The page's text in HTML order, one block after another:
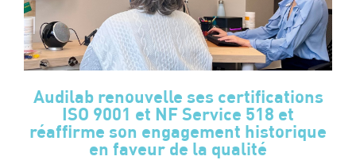
Audilab renouvelle ses certifications
ISO 9001 et NF Service 518 et
réaffirme son engagement historique
en faveur de la qualité